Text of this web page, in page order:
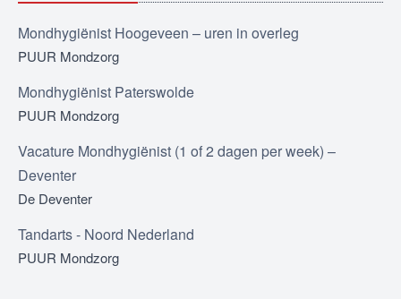
Mondhygiënist Hoogeveen – uren in overleg
PUUR Mondzorg
Mondhygiënist Paterswolde
PUUR Mondzorg
Vacature Mondhygiënist (1 of 2 dagen per week) –
Deventer
De Deventer
Tandarts - Noord Nederland
PUUR Mondzorg